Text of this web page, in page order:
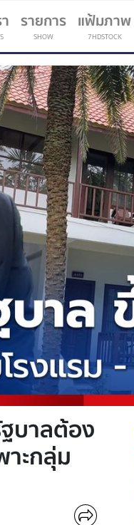
รายการ
SHOW
แฟ้มภาพ
7HDSTOCK
บาลต้อง
ะกลุ่ม